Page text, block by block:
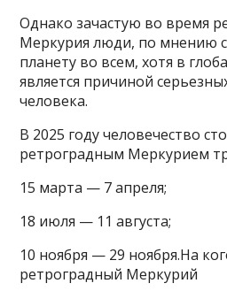
Однако зачастую во время
Меркурия люди, по мнению
планету во всем, хотя в
является причиной
человека.
В 2025 году человечество
ретроградным Меркурием
15 марта — 7 апреля;
18 июля — 11 августа;
10 ноября — 29 ноября.На
ретроградный Меркурий